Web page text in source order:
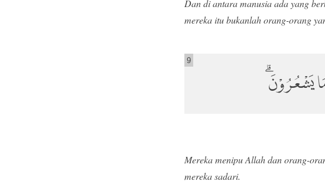
Dan di antara manusia ada yang
mereka itu bukanlah orang-orang
يَشْعُرُوْنَۗ
9
Mereka menipu Allah dan orang-
mereka sadari.